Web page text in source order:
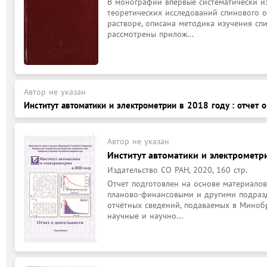
теоретических исследований
растворе, описана методика изучения
рассмотрены прилож...
Автор не указан
Институт автоматики и электрометрии в 2018 году : отчет
Автор не указан
Институт автоматики и
Издательство СО РАН, 2020, 160 стр.
Отчет подготовлен на основе
планово-финансовыми и другими
отчётных сведений, подаваемых в
научные и научно...